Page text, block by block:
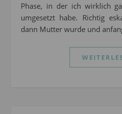
Phase, in der ich wirklich
umgesetzt habe. Richtig
dann Mutter wurde und